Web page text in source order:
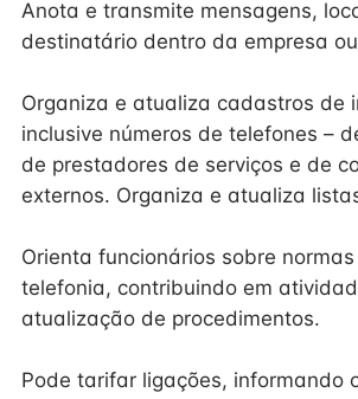
Anota e transmite mensagens,
destinatário dentro da empresa
Organiza e atualiza cadastros de
inclusive números de telefones –
de prestadores de serviços e de
externos. Organiza e atualiza
Orienta funcionários sobre
telefonia, contribuindo em
atualização de procedimentos.
Pode tarifar ligações, informando